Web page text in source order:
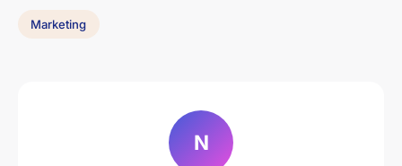
Marketing
N